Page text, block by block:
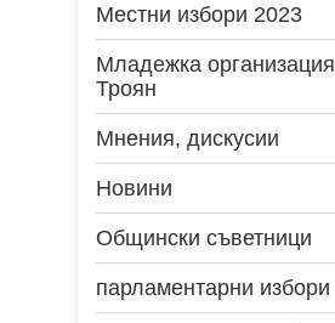
Местни избори 2023
Младежка
Троян
Мнения, дискусии
Новини
Общински съветници
парламентарни избори